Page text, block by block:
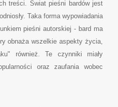
treści. Świat pieśni bardów jest
Taka forma wypowiadania
pieśni autorskiej - bard ma
obnaża wszelkie aspekty życia,
również. Te czynniki miały
oraz zaufania wobec